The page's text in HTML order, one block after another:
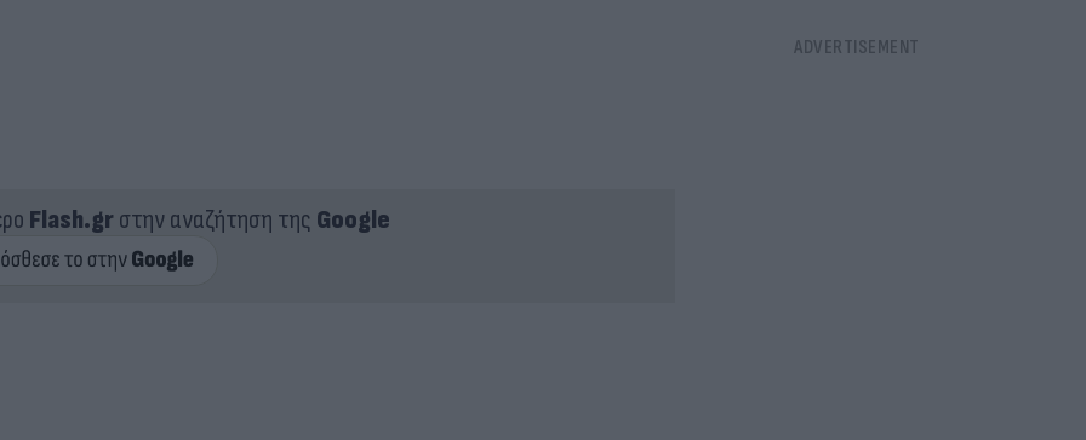
Flash.grστην αναζήτηση της Google